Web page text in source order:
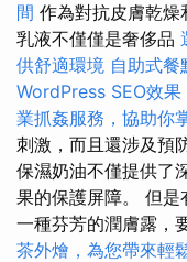
間 作為對抗皮膚乾燥
乳液不僅僅是奢侈品
供舒適環境 自助式
WordPress SEO效果
業抓姦服務，協助你
刺激，而且還涉及預
保濕奶油不僅提供了
果的保護屏障。 但
一種芬芳的潤膚露，
茶外燴，為您帶來輕